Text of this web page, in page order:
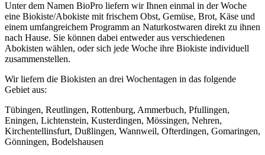
Unter dem Namen BioPro liefern wir Ihnen einmal in der Woche
eine Biokiste/Abokiste mit frischem Obst, Gemüse, Brot, Käse und
einem umfangreichem Programm an Naturkostwaren direkt zu ihnen
nach Hause. Sie können dabei entweder aus verschiedenen
Abokisten wählen, oder sich jede Woche ihre Biokiste individuell
zusammenstellen.
Wir liefern die Biokisten an drei Wochentagen in das folgende
Gebiet aus:
Tübingen, Reutlingen, Rottenburg, Ammerbuch, Pfullingen,
Eningen, Lichtenstein, Kusterdingen, Mössingen, Nehren,
Kirchentellinsfurt, Dußlingen, Wannweil, Ofterdingen, Gomaringen,
Gönningen, Bodelshausen